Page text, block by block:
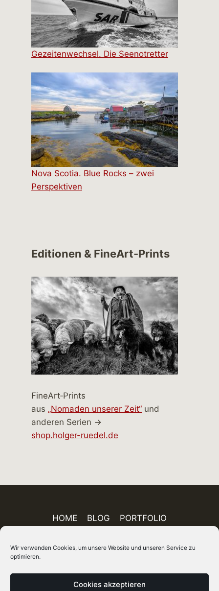
Wir verwenden Cookies, um unsere Website und unseren Service zu
optimieren.
Cookies akzeptieren
Gezeitenwechsel. Die Seenotretter
Nova Scotia. Blue Rocks – zwei
Perspektiven
Editionen & FineArt-Prints
FineArt‑Prints
aus „Nomaden unserer Zeit“ und
anderen Serien →
shop.holger-ruedel.de
HOME BLOG
PORTFOLIO
ÜBER MICH
DATENSCHUTZ
AGB SITEMAP